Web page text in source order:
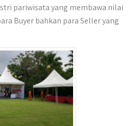
pariwisata yang membawa nilai
Buyer bahkan para Seller yang